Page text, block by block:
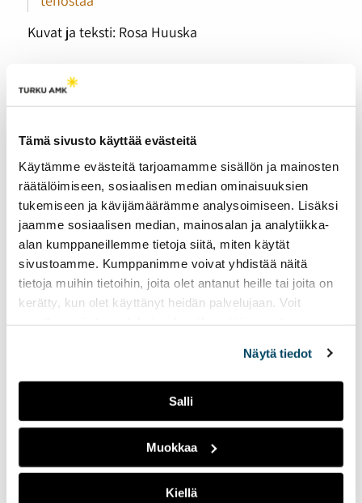
Tämä sivusto käyttää evästeitä
Käytämme evästeitä tarjoamamme sisällön ja mainosten
räätälöimiseen, sosiaalisen median ominaisuuksien
tukemiseen ja kävijämäärämme analysoimiseen. Lisäksi
jaamme sosiaalisen median, mainosalan ja analytiikka-
alan kumppaneillemme tietoja siitä, miten käytät
sivustoamme. Kumppanimme voivat yhdistää näitä
tietoja muihin tietoihin, joita olet antanut heille tai joita on
kerätty, kun olet käyttänyt heidän palvelujaan. Voit
Näytä tiedot
Salli
Muokkaa
Kiellä
Kuvat ja teksti: Rosa Huuska
köyhien naisten ja
lasten ahdinkoa
26.03.2026 YHTEISKUNTA
Turun palo oli yksi Suomen
historian tuhoisimmista
katastrofeista. Sen
vaikutukset eivät
rajoittuneet vain
rakennuksiin ja
kaupunkikuvaan. Erityisesti
köyhien naisten ja lasten
asema heikkeni entisestään.
Öissä töissä:
Vuoropäiväkoti tarjoaa
turvallisen sylin
kellonajasta
riippumatta